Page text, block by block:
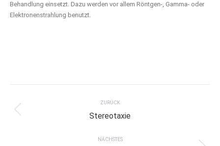
Behandlung einsetzt. Dazu werden vor allem Röntgen-, Gamma- oder
Elektronenstrahlung benutzt.
navigation
ZURÜCK
Previous
Stereotaxie
NÄCHSTES